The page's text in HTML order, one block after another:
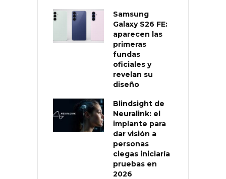
Samsung
Galaxy S26 FE:
aparecen las
primeras
fundas
oficiales y
revelan su
diseño
Blindsight de
Neuralink: el
implante para
dar visión a
personas
ciegas iniciaría
pruebas en
2026